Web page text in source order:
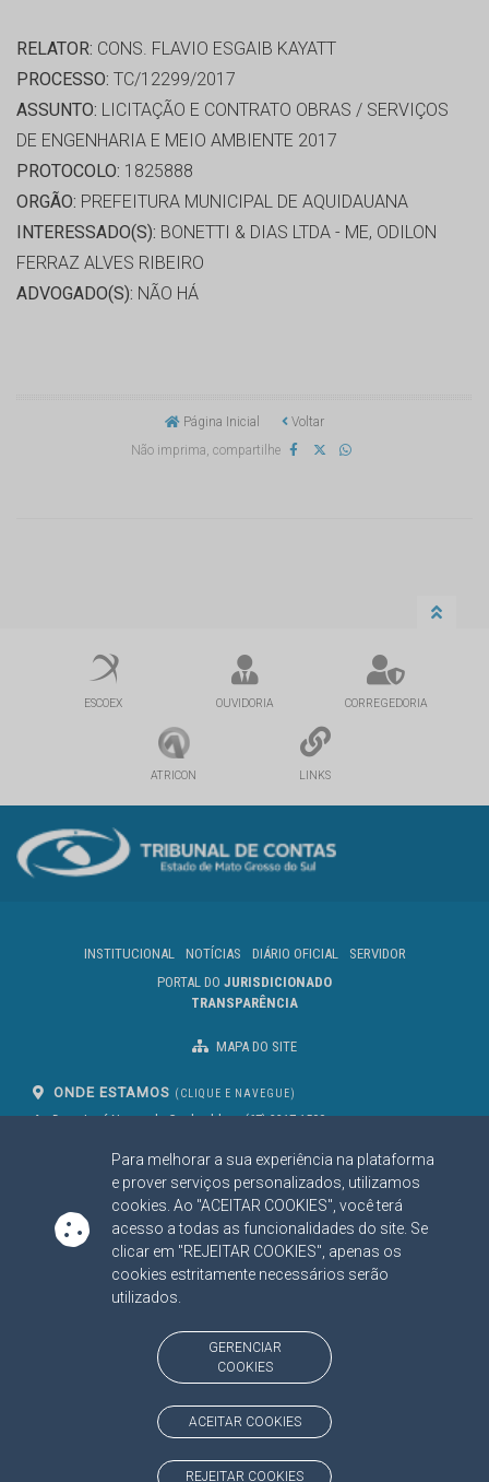
Para melhorar a sua experiência na plataforma
e prover serviços personalizados, utilizamos
cookies. Ao "ACEITAR COOKIES", você terá
acesso a todas as funcionalidades do site. Se
clicar em "REJEITAR COOKIES", apenas os
cookies estritamente necessários serão
utilizados.
GERENCIAR
COOKIES
ACEITAR COOKIES
REJEITAR COOKIES
RELATOR: CONS. FLAVIO ESGAIB KAYATT
PROCESSO: TC/12299/2017
ASSUNTO: LICITAÇÃO E CONTRATO OBRAS / SERVIÇOS
DE ENGENHARIA E MEIO AMBIENTE 2017
PROTOCOLO: 1825888
ORGÃO: PREFEITURA MUNICIPAL DE AQUIDAUANA
INTERESSADO(S): BONETTI & DIAS LTDA - ME, ODILON
FERRAZ ALVES RIBEIRO
ADVOGADO(S): NÃO HÁ
Página Inicial
Voltar
Não imprima, compartilhe
ESCOEX OUVIDORIA CORREGEDORIA
ATRICON LINKS
INSTITUCIONAL NOTÍCIAS DIÁRIO OFICIAL
SERVIDOR
PORTAL DO JURISDICIONADO
TRANSPARÊNCIA
MAPA DO SITE
ONDE ESTAMOS (CLIQUE E NAVEGUE)
Av. Des. José Nunes da Cunha, bloco
Campo Grande/MS
CEP: 79031-310
(67) 3317-1500
SIGA NOSSAS REDES SOCIAIS
Linked InYoutube
Facebook
X
BAIXE NOSSO APLICATIVO
https://www.tce.ms.gov.br